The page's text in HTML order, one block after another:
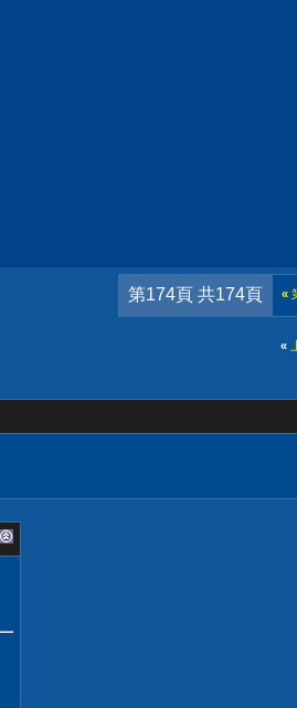
第174頁 共174頁 «
«